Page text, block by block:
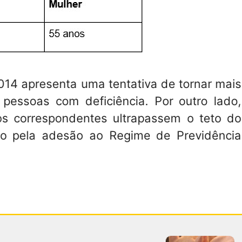
apresenta uma tentativa de tornar mais
com deficiência. Por outro lado,
correspondentes ultrapassem o teto do
pela adesão ao Regime de Previdência